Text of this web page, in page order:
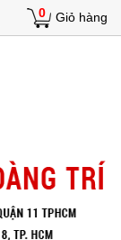
0 Giỏ hàng